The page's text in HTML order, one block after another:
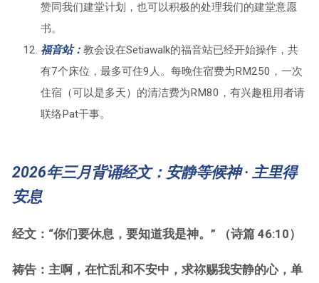
赞同我们建堂计划，也可以积极的处理我们的建堂意愿
书。
福音站： 教会设在Setiawalk的福音站已经开始操作，共
有7个床位，最多可住9人。每晚住宿费为RM250，一次
住宿（可以是多天）的清洁费为RM80，有兴趣租用者请
联络Pat干事。
2026年三月背诵经文：安静等候神 · 主里得
安息
经文：“你们要休息，要知道我是神。” （诗篇 46:10）
祷告：主啊，在忙乱和不安中，求祢赐我安静的心，单